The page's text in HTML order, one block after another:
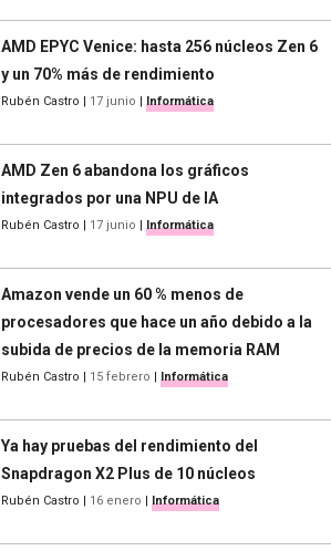
AMD EPYC Venice: hasta 256 núcleos Zen 6
y un 70% más de rendimiento
Rubén Castro 17 junio Informática
AMD Zen 6 abandona los gráficos
integrados por una NPU de IA
Rubén Castro 17 junio Informática
Amazon vende un 60 % menos de
procesadores que hace un año debido a la
subida de precios de la memoria RAM
Rubén Castro 15 febrero Informática
Ya hay pruebas del rendimiento del
Snapdragon X2 Plus de 10 núcleos
Rubén Castro 16 enero Informática